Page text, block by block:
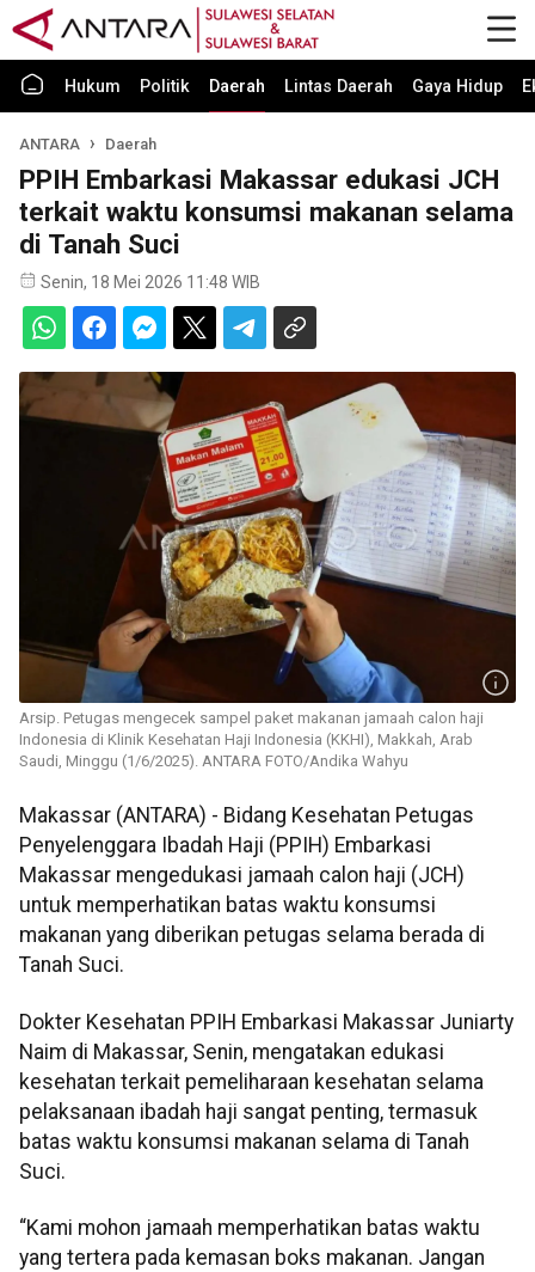
Hukum Politik Daerah Lintas Daerah Gaya Hidup
ANTARA Daerah
PPIH Embarkasi Makassar edukasi JCH
terkait waktu konsumsi makanan selama
di Tanah Suci
Senin, 18 Mei 2026 11:48 WIB
Arsip. Petugas mengecek sampel paket makanan jamaah calon haji
Indonesia di Klinik Kesehatan Haji Indonesia (KKHI), Makkah, Arab
Saudi, Minggu (1/6/2025). ANTARA FOTO/Andika Wahyu
Makassar (ANTARA) - Bidang Kesehatan Petugas
Penyelenggara Ibadah Haji (PPIH) Embarkasi
Makassar mengedukasi jamaah calon haji (JCH)
untuk memperhatikan batas waktu konsumsi
makanan yang diberikan petugas selama berada di
Tanah Suci.
Dokter Kesehatan PPIH Embarkasi Makassar Juniarty
Naim di Makassar, Senin, mengatakan edukasi
kesehatan terkait pemeliharaan kesehatan selama
pelaksanaan ibadah haji sangat penting, termasuk
batas waktu konsumsi makanan selama di Tanah
Suci.
“Kami mohon jamaah memperhatikan batas waktu
yang tertera pada kemasan boks makanan. Jangan